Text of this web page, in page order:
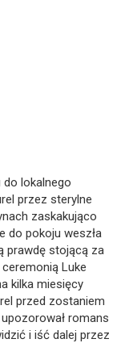
do lokalnego
przez sterylne
zaskakująco
do pokoju weszła
prawdę stojącą za
Luke
kilka miesięcy
przed zostaniem
romans
i iść dalej przez